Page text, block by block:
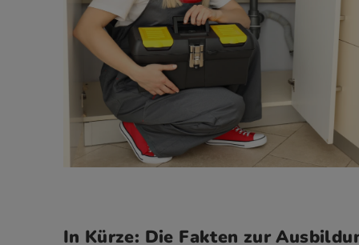
In Kürze: Die Fakten zur